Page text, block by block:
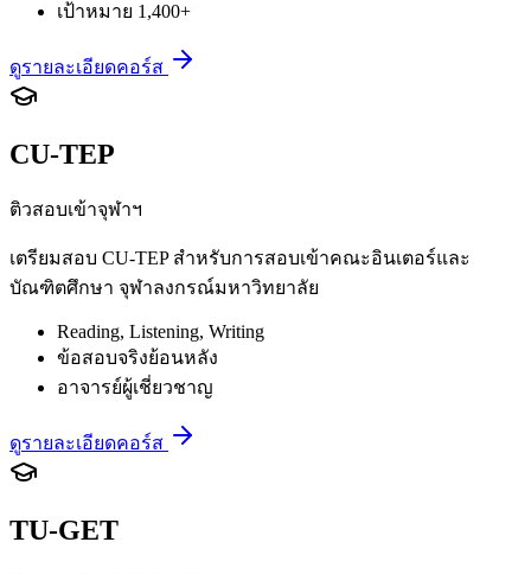
เป้าหมาย 1,400+
ดูรายละเอียดคอร์ส
CU-TEP
ติวสอบเข้าจุฬาฯ
เตรียมสอบ CU-TEP สำหรับการสอบเข้าคณะอินเตอร์และ
บัณฑิตศึกษา จุฬาลงกรณ์มหาวิทยาลัย
Reading, Listening, Writing
ข้อสอบจริงย้อนหลัง
อาจารย์ผู้เชี่ยวชาญ
ดูรายละเอียดคอร์ส
TU-GET